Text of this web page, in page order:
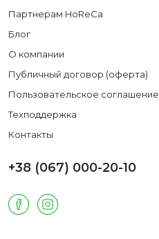
Партнерам HoReCa
Блог
О компании
Публичный договор (оферта)
Пользовательское соглашение
Техподдержка
Контакты
+38 (067) 000-20-10